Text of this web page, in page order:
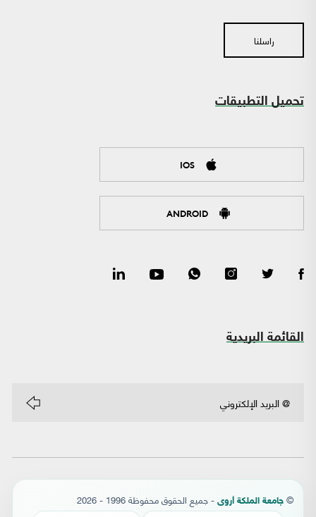
راسلنا
تحميل التطبيقات
IOS
ANDROID
القائمة البريدية
© جامعة الملكة أروى - جميع الحقوق محفوظة 1996 - 2026